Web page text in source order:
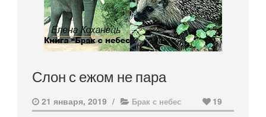
Слон с ежом не пара
21 января, 2019 / Брак с небес
19